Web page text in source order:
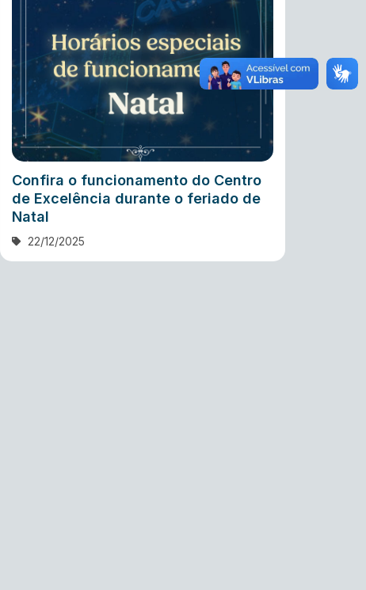
Confira o funcionamento do Centro
de Excelência durante o feriado de
Natal
22/12/2025